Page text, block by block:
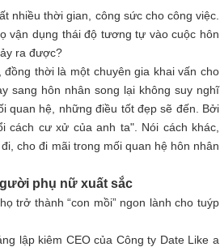
nhiều thời gian, công sức cho công việc.
vận dụng thái độ tương tự vào cuộc hôn
ra được?
thời là một chuyên gia khai vấn cho
sang hôn nhân song lại không suy nghĩ
quan hệ, những điều tốt đẹp sẽ đến. Bởi
cách cư xử của anh ta". Nói cách khác,
cho đi mãi trong mối quan hệ hôn nhân
phụ nữ xuất sắc
trở thành “con mồi” ngon lành cho tuýp
lập kiêm CEO của Công ty Date Like a